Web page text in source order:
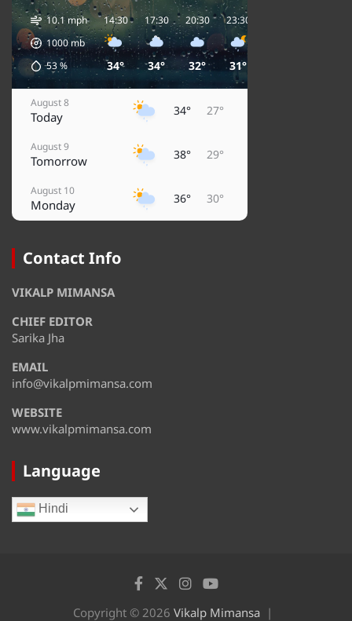
10.1 mph
1000mb
53%
14:30
34°
17:30
34°
20:30
32°
23:30
31°
August 8
Today 34° 27°
August 9
Tomorrow 38° 29°
August 10
Monday 36° 30°
Tuesday
Wednesday
August 13
Thursday
August 14
Friday
Contact Info
VIKALP MIMANSA
CHIEF EDITOR
Sarika Jha
EMAIL
info@vikalpmimansa.com
WEBSITE
www.vikalpmimansa.com
Language
Hindi
Copyright © 2026 Vikalp Mimansa